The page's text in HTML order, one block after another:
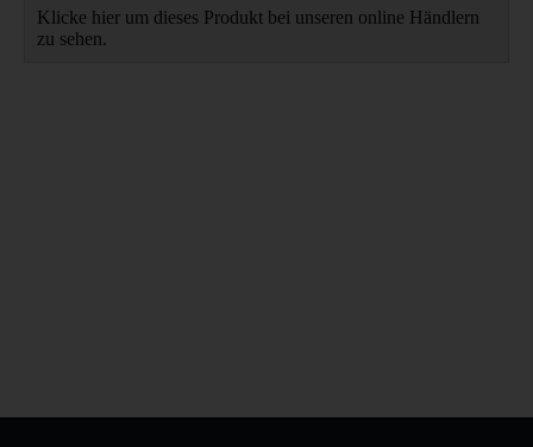
Klicke hier um dieses Produkt bei unseren online Händlern
zu sehen.